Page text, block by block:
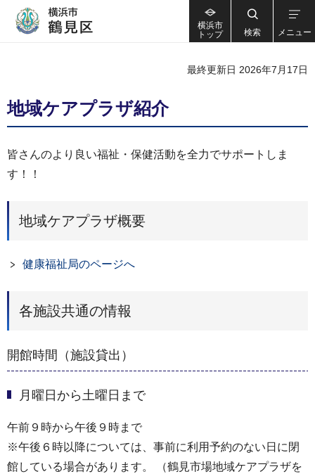
横浜市
トップ
検索 メニュー
最終更新日 2026年7月17日
地域ケアプラザ紹介
皆さんのより良い福祉・保健活動を全力でサポートしま
す！！
地域ケアプラザ概要
健康福祉局のページへ
各施設共通の情報
開館時間（施設貸出）
月曜日から土曜日まで
午前９時から午後９時まで
※午後６時以降については、事前に利用予約のない日に閉
館している場合があります。 （鶴見市場地域ケアプラザを